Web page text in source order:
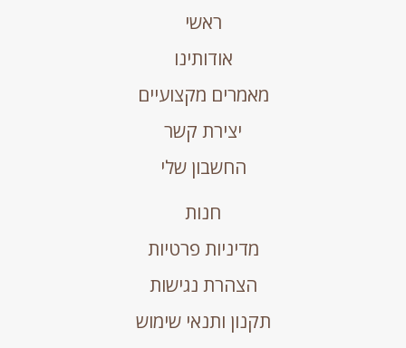
ראשי
אודותינו
מאמרים מקצועיים
יצירת קשר
החשבון שלי
חנות
מדיניות פרטיות
הצהרת נגישות
תקנון ותנאי שימוש